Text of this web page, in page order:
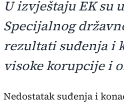
U izvještaju EK su
Specijalnog
rezultati suđenja i
visoke korupcije i
Nedostatak suđenja i konačnih presuda u slučajevima korupcije i